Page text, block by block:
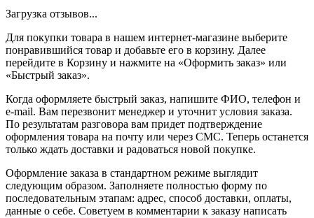
Загрузка отзывов...
Для покупки товара в нашем интернет-магазине выберите
понравившийся товар и добавьте его в корзину. Далее
перейдите в Корзину и нажмите на «Оформить заказ» или
«Быстрый заказ».
Когда оформляете быстрый заказ, напишите ФИО, телефон и
e-mail. Вам перезвонит менеджер и уточнит условия заказа.
По результатам разговора вам придет подтверждение
оформления товара на почту или через СМС. Теперь останется
только ждать доставки и радоваться новой покупке.
Оформление заказа в стандартном режиме выглядит
следующим образом. Заполняете полностью форму по
последовательным этапам: адрес, способ доставки, оплаты,
данные о себе. Советуем в комментарии к заказу написать